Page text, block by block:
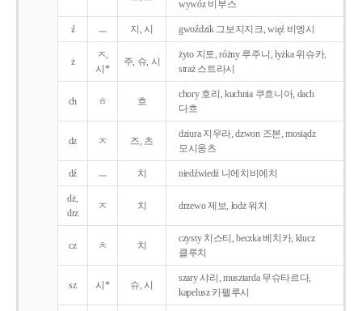
wywóz 비부스
ź ㅡ 지, 시 gwoździk 그보지지크, więź 비엥시
ż
ㅈ,
시*
주, 슈, 시
żyto 지토, różny 루주니, łyżka 위슈카,
straż 스트라시
ch ㅎ 흐
chory 호리, kuchnia 쿠흐니아, dach
다흐
dz ㅈ 즈, 츠
dziura 지우라, dzwon 즈본, mosiądz
모시옹츠
dź ㅡ 치 niedźwiedź 니에치비에치
dż,
drz
ㅈ 치 drzewo 제보, łodż 워치
cz ㅊ 치
czysty 치스티, beczka 베치카, klucz
클루치
sz 시* 슈, 시
szary 샤리, musztarda 무슈타르다,
kapelusz 카펠루시